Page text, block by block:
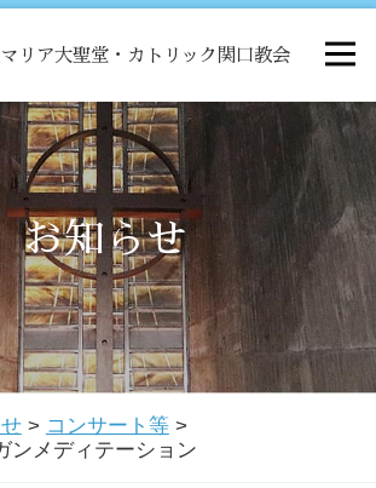
リア大聖堂・カトリック関口教会
会
お知らせ
> コンサート等>
ンメディテーション